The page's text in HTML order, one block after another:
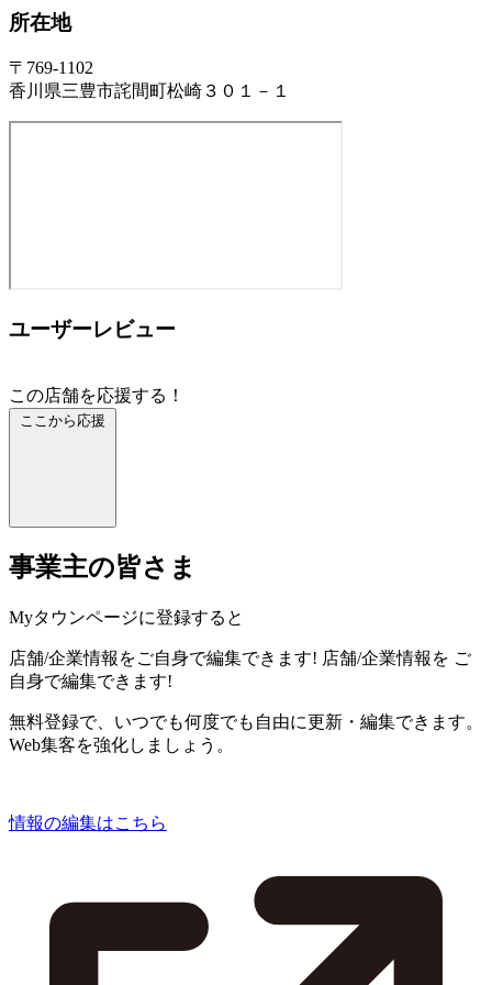
所在地
〒769-1102
香川県三豊市詫間町松崎３０１－１
ユーザーレビュー
この店舗を応援する！
ここから応援
事業主の皆さま
Myタウンページに登録すると
店舗/企業情報をご自身で編集できます! 店舗/企業情報を ご
自身で編集できます!
無料登録で、いつでも何度でも自由に更新・編集できます。
Web集客を強化しましょう。
情報の編集はこちら